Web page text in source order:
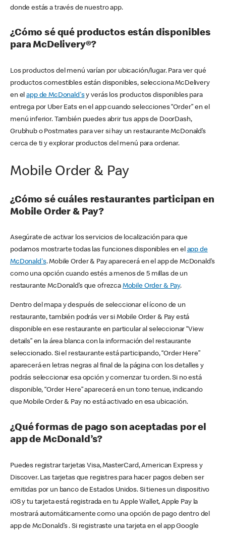
donde estás a través de nuestro app.
¿Cómo sé qué productos están disponibles
para McDelivery®?
Los productos del menú varían por ubicación/lugar. Para ver qué
productos comestibles están disponibles, selecciona McDelivery
en elapp de McDonald'sy verás los productos disponibles para
entrega por Uber Eats en el app cuando selecciones “Order” en el
menú inferior. También puedes abrir tus apps de DoorDash,
Grubhub o Postmates para ver si hay un restaurante McDonald’s
cerca de ti y explorar productos del menú para ordenar.
Mobile Order & Pay
¿Cómo sé cuáles restaurantes participan en
Mobile Order & Pay?
Asegúrate de activar los servicios de localización para que
podamos mostrarte todas las funciones disponibles en el app de
McDonald's. Mobile Order & Pay aparecerá en el app de McDonald’s
como una opción cuando estés a menos de 5 millas de un
restaurante McDonald’s que ofrezca Mobile Order & Pay.
Dentro del mapa y después de seleccionar el ícono de un
restaurante, también podrás ver si Mobile Order & Pay está
disponible en ese restaurante en particular al seleccionar “View
details” en la área blanca con la información del restaurante
seleccionado. Si el restaurante está participando, “Order Here”
aparecerá en letras negras al final de la página con los detalles y
podrás seleccionar esa opción y comenzar tu orden. Si no está
disponible, “Order Here” aparecerá en un tono tenue, indicando
que Mobile Order & Pay no está activado en esa ubicación.
¿Qué formas de pago son aceptadas por el
app de McDonald’s?
Puedes registrar tarjetas Visa, MasterCard, American Express y
Discover. Las tarjetas que registres para hacer pagos deben ser
emitidas por un banco de Estados Unidos. Si tienes un dispositivo
iOS y tu tarjeta está registrada en tu Apple Wallet, Apple Pay la
mostrará automáticamente como una opción de pago dentro del
app de McDonald’s . Si registraste una tarjeta en el app Google